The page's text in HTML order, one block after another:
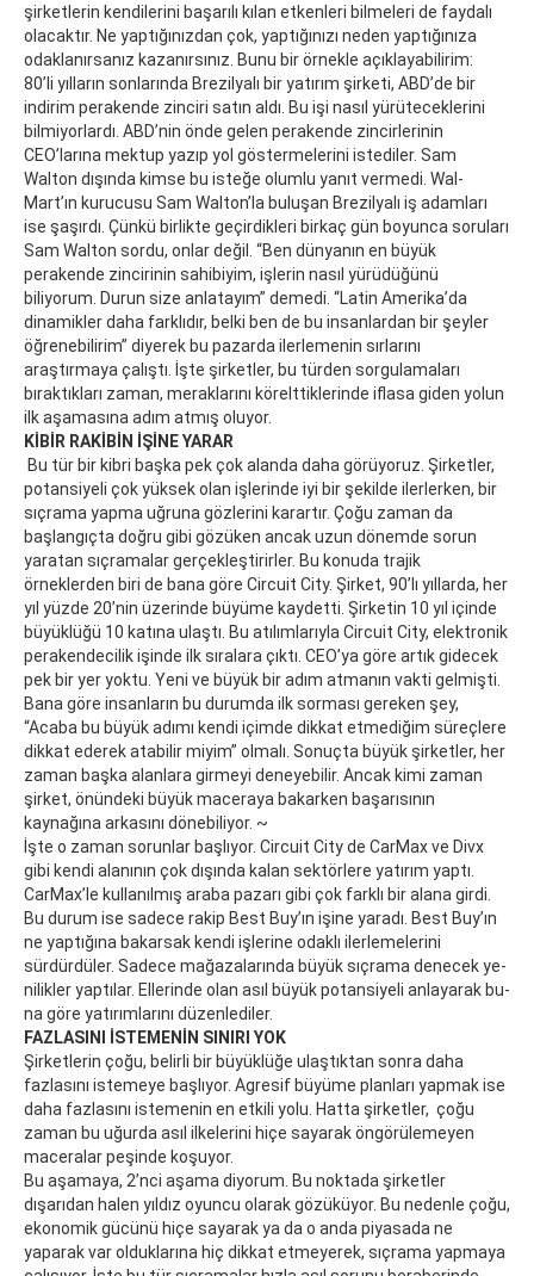
şirketlerin kendilerini başarılı kılan etkenleri bilmeleri de faydalı
olacaktır. Ne yaptığınızdan çok, yaptığınızı neden yaptığınıza
odaklanırsanız kazanırsınız. Bunu bir örnekle açıklayabilirim:
80’li yılların sonlarında Brezilyalı bir yatırım şirketi, ABD’de bir
indirim perakende zinciri satın aldı. Bu işi nasıl yürüteceklerini
bilmiyorlardı. ABD’nin önde gelen perakende zincirlerinin
CEO’larına mektup yazıp yol göstermelerini istediler. Sam
Walton dışında kimse bu isteğe olumlu yanıt vermedi. Wal-
Mart’ın kurucusu Sam Walton’la buluşan Brezilyalı iş adamları
ise şaşırdı. Çünkü birlikte geçirdikleri birkaç gün boyunca soruları
Sam Walton sordu, onlar değil. “Ben dünyanın en büyük
perakende zincirinin sahibiyim, işlerin nasıl yürüdüğünü
biliyorum. Durun size anlatayım” demedi. “Latin Amerika’da
dinamikler daha farklıdır, belki ben de bu insanlardan bir şeyler
öğrenebilirim” diyerek bu pazarda ilerlemenin sırlarını
araştırmaya çalıştı. İşte şirketler, bu türden sorgulamaları
bıraktıkları zaman, meraklarını körelttiklerinde iflasa giden yolun
ilk aşamasına adım atmış oluyor.
KİBİR RAKİBİN İŞİNE YARAR
Bu tür bir kibri başka pek çok alanda daha görüyoruz. Şirketler,
potansiyeli çok yüksek olan işlerinde iyi bir şekilde ilerlerken, bir
sıçrama yapma uğruna gözlerini karartır. Çoğu zaman da
başlangıçta doğru gibi gözüken ancak uzun dönemde sorun
yaratan sıçramalar gerçekleştirirler. Bu konuda trajik
örneklerden biri de bana göre Circuit City. Şirket, 90’lı yıllarda, her
yıl yüzde 20’nin üzerinde büyüme kaydetti. Şirketin 10 yıl içinde
büyüklüğü 10 katına ulaştı. Bu atılımlarıyla Circuit City, elektronik
perakendecilik işinde ilk sıralara çıktı. CEO’ya göre artık gidecek
pek bir yer yoktu. Yeni ve büyük bir adım atmanın vakti gelmişti.
Bana göre insanların bu durumda ilk sorması gereken şey,
“Acaba bu büyük adımı kendi içimde dikkat etmediğim süreçlere
dikkat ederek atabilir miyim” olmalı. Sonuçta büyük şirketler, her
zaman başka alanlara girmeyi deneyebilir. Ancak kimi zaman
şirket, önündeki büyük maceraya bakarken başarısının
kaynağına arkasını dönebiliyor. ~
İşte o zaman sorunlar başlıyor. Circuit City de CarMax ve Divx
gibi kendi alanının çok dışında kalan sektörlere yatırım yaptı.
CarMax’le kullanılmış araba pazarı gibi çok farklı bir alana girdi.
Bu durum ise sadece rakip Best Buy’ın işine yaradı. Best Buy’ın
ne yaptığına bakarsak kendi işlerine odaklı ilerlemelerini
sürdürdüler. Sa­de­ce ma­ğa­za­la­rın­da bü­yük sıç­ra­ma de­ne­cek ye­
ni­lik­ler yap­tı­lar. El­le­rin­de olan asıl bü­yük po­tan­si­ye­li an­la­ya­rak bu­
na gö­re ya­tırım­la­rını dü­zen­le­di­ler.
FAZLASINI İSTEMENİN SINIRI YOK
Şirketlerin çoğu, belirli bir büyüklüğe ulaştıktan sonra daha
fazlasını istemeye başlıyor. Agresif büyüme planları yapmak ise
daha fazlasını istemenin en etkili yolu. Hatta şirketler, çoğu
zaman bu uğurda asıl ilkelerini hiçe sayarak öngörülemeyen
maceralar peşinde koşuyor.
Bu aşamaya, 2’nci aşama diyorum. Bu noktada şirketler
dışarıdan halen yıldız oyuncu olarak gözüküyor. Bu nedenle çoğu,
ekonomik gücünü hiçe sayarak ya da o anda piyasada ne
yaparak var olduklarına hiç dikkat etmeyerek, sıçrama yapmaya